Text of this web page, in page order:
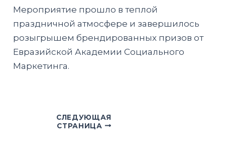
Мероприятие прошло в теплой
праздничной атмосфере и завершилось
розыгрышем брендированных призов от
Евразийской Академии Социального
Маркетинга.
СЛЕДУЮЩАЯ
СТРАНИЦА